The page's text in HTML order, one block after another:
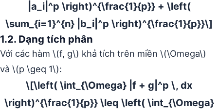
|a_i|^p \right)^{\frac{1}{p}} + \left(
\sum_{i=1}^{n} |b_i|^p \right)^{\frac{1}{p}}\]
1.2. Dạng tích phân
Với các hàm \(f, g\) khả tích trên miền \(\Omega\)
và \(p \geq 1\):
\[\left( \int_{\Omega} |f + g|^p \, dx
\right)^{\frac{1}{p}} \leq \left( \int_{\Omega}